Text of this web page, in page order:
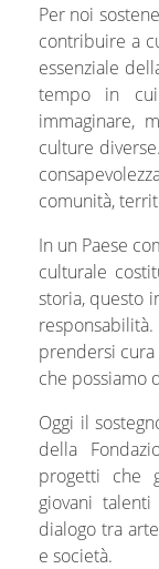
Per noi
contribuire a
essenziale
tempo in
immaginare,
culture
comunità,
In un Paese
culturale
storia, questo
prendersi
che possiamo
Oggi il
della
progetti che
giovani
dialogo tra
e società.